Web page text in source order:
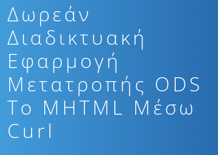
Δωρεάν
Διαδικτυακή
Εφαρμογή
Μετατροπής ODS
To MHTML Μέσω
Curl